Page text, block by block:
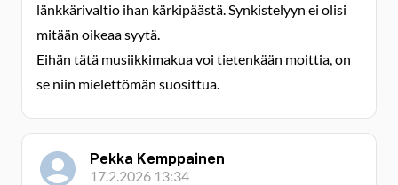
länkkärivaltio ihan kärkipäästä. Synkistelyyn ei olisi
mitään oikeaa syytä.
Eihän tätä musiikkimakua voi tietenkään moittia, on
se niin mielettömän suosittua.
Pekka Kemppainen
17.2.2026 13:34